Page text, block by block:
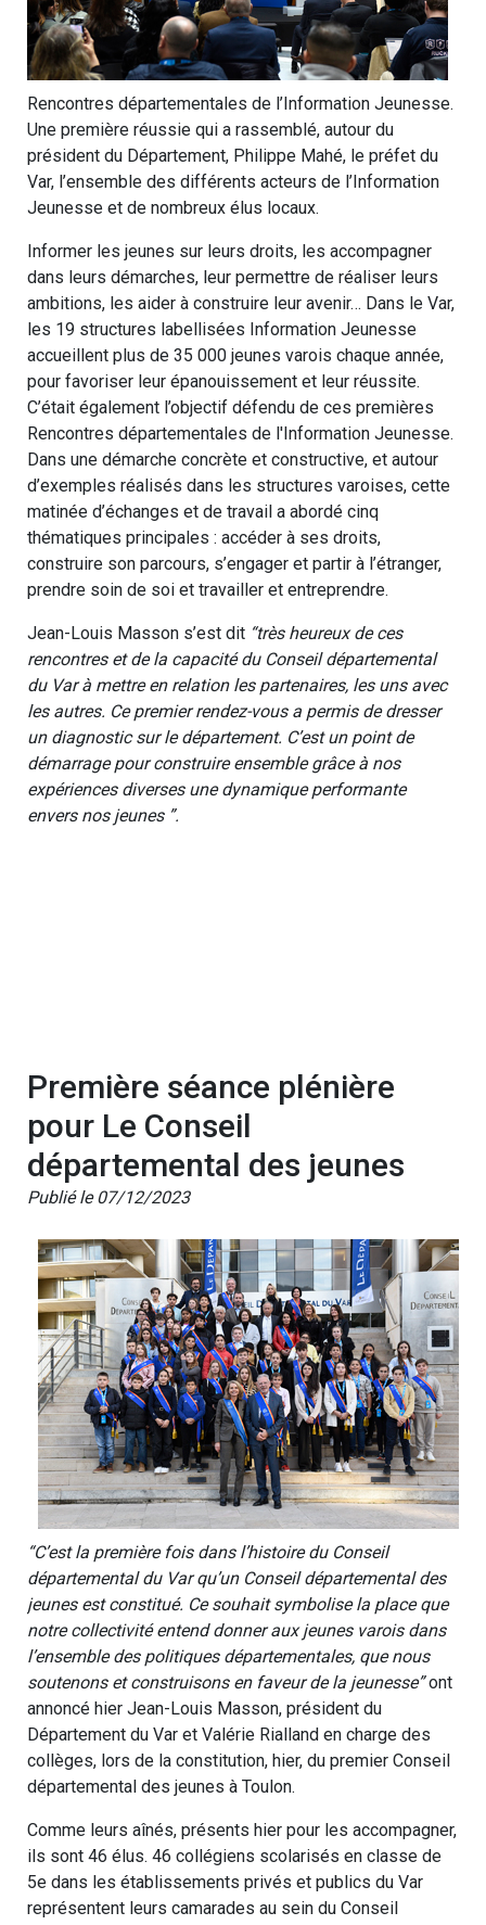
Rencontres départementales de l’Information Jeunesse.
Une première réussie qui a rassemblé, autour du
président du Département, Philippe Mahé, le préfet du
Var, l’ensemble des différents acteurs de l’Information
Jeunesse et de nombreux élus locaux.
Informer les jeunes sur leurs droits, les accompagner
dans leurs démarches, leur permettre de réaliser leurs
ambitions, les aider à construire leur avenir… Dans le Var,
les 19 structures labellisées Information Jeunesse
accueillent plus de 35 000 jeunes varois chaque année,
pour favoriser leur épanouissement et leur réussite.
C’était également l’objectif défendu de ces premières
Rencontres départementales de l'Information Jeunesse.
Dans une démarche concrète et constructive, et autour
d’exemples réalisés dans les structures varoises, cette
matinée d’échanges et de travail a abordé cinq
thématiques principales : accéder à ses droits,
construire son parcours, s’engager et partir à l’étranger,
prendre soin de soi et travailler et entreprendre.
Jean-Louis Masson s’est dit “très heureux de ces
rencontres et de la capacité du Conseil départemental
du Var à mettre en relation les partenaires, les uns avec
les autres. Ce premier rendez-vous a permis de dresser
un diagnostic sur le département. C’est un point de
démarrage pour construire ensemble grâce à nos
expériences diverses une dynamique performante
envers nos jeunes ”.
Première séance plénière
pour Le Conseil
départemental des jeunes
Publié le 07/12/2023
“C’est la première fois dans l’histoire du Conseil
départemental du Var qu’un Conseil départemental des
jeunes est constitué. Ce souhait symbolise la place que
notre collectivité entend donner aux jeunes varois dans
l’ensemble des politiques départementales, que nous
soutenons et construisons en faveur de la jeunesse”ont
annoncé hier Jean-Louis Masson, président du
Département du Var et Valérie Rialland en charge des
collèges, lors de la constitution, hier, du premier Conseil
départemental des jeunes à Toulon.
Comme leurs aînés, présents hier pour les accompagner,
ils sont 46 élus. 46 collégiens scolarisés en classe de
5e dans les établissements privés et publics du Var
représentent leurs camarades au sein du Conseil